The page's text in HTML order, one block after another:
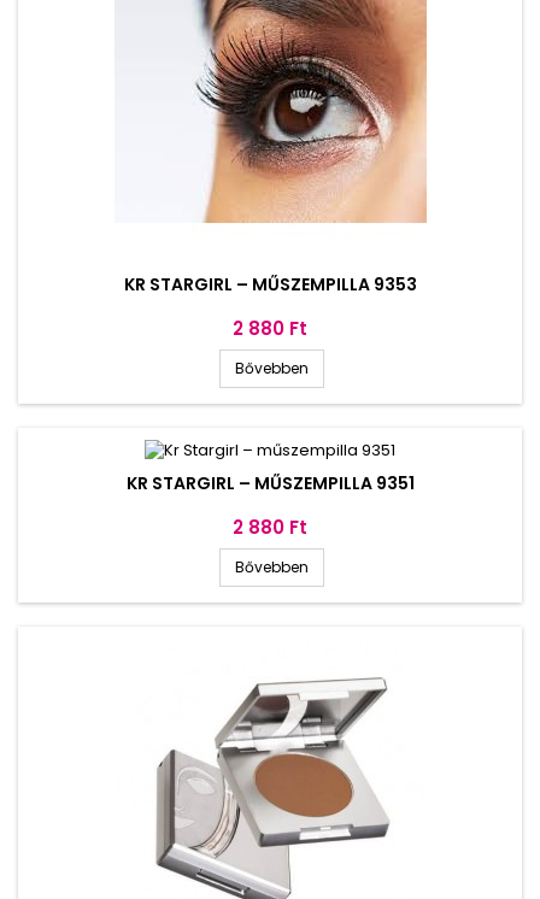
KR STARGIRL – MŰSZEMPILLA 9353
Ár
2 880 Ft
Bővebben
KR STARGIRL – MŰSZEMPILLA 9351
Ár
2 880 Ft
Bővebben